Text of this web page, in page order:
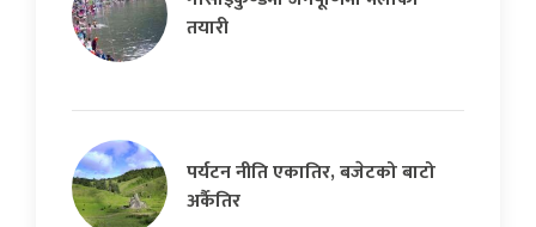
तयारी
पर्यटन नीति एकातिर, बजेटको बाटो
अर्कैतिर